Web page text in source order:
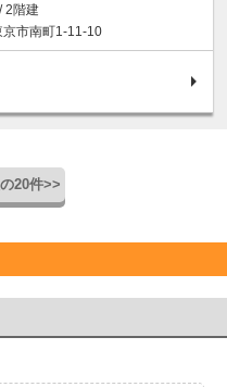
2階建
京市南町1-11-10
20件>>